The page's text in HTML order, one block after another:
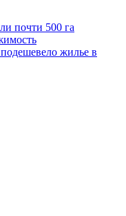
почти 500 га
жилье в